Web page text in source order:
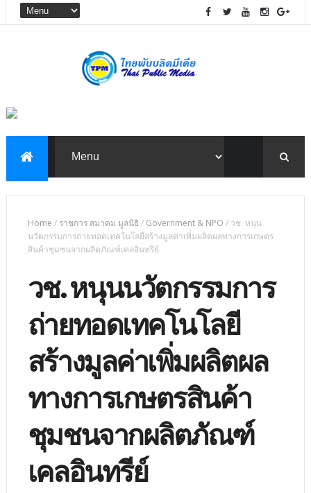
Home / ราชการ สมาคม มูลนิธิ / Government & NPO / วช. หนุน
นวัตกรรมการถ่ายทอดเทคโนโลยีสร้างมูลค่าเพิ่มผลิตผลทางการเกษตร
สินค้าชุมชนจากผลิตภัณฑ์เคลอินทรีย์
วช. หนุนนวัตกรรมการ
ถ่ายทอดเทคโนโลยี
สร้างมูลค่าเพิ่มผลิตผล
ทางการเกษตรสินค้า
ชุมชนจากผลิตภัณฑ์
เคลอินทรีย์